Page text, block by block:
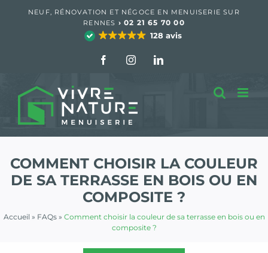
NEUF, RÉNOVATION ET NÉGOCE EN MENUISERIE SUR
RENNES › 02 21 65 70 00
128 avis
FacebookInstagramLinkedIn
COMMENT CHOISIR LA COULEUR
DE SA TERRASSE EN BOIS OU EN
COMPOSITE ?
Accueil » FAQs» Comment choisir la couleur de sa terrasse en bois ou en
composite ?